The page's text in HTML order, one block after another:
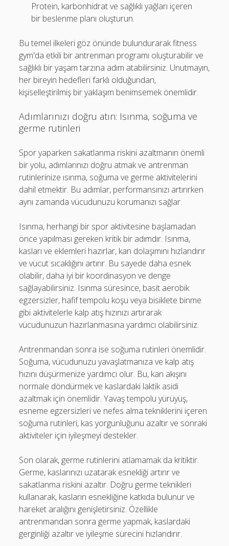
Protein, karbonhidrat ve sağlıklı yağları içeren
bir beslenme planı oluşturun.
Bu temel ilkeleri göz önünde bulundurarak fitness
gym'da etkili bir antrenman programı oluşturabilir ve
sağlıklı bir yaşam tarzına adım atabilirsiniz. Unutmayın,
her bireyin hedefleri farklı olduğundan,
kişiselleştirilmiş bir yaklaşım benimsemek önemlidir.
Adımlarınızı doğru atın: Isınma, soğuma ve
germe rutinleri
Spor yaparken sakatlanma riskini azaltmanın önemli
bir yolu, adımlarınızı doğru atmak ve antrenman
rutinlerinize ısınma, soğuma ve germe aktivitelerini
dahil etmektir. Bu adımlar, performansınızı artırırken
aynı zamanda vücudunuzu korumanızı sağlar.
Isınma, herhangi bir spor aktivitesine başlamadan
önce yapılması gereken kritik bir adımdır. Isınma,
kasları ve eklemleri hazırlar, kan dolaşımını hızlandırır
ve vücut sıcaklığını artırır. Bu sayede daha esnek
olabilir, daha iyi bir koordinasyon ve denge
sağlayabilirsiniz. Isınma süresince, basit aerobik
egzersizler, hafif tempolu koşu veya bisiklete binme
gibi aktivitelerle kalp atış hızınızı artırarak
vücudunuzun hazırlanmasına yardımcı olabilirsiniz.
Antrenmandan sonra ise soğuma rutinleri önemlidir.
Soğuma, vücudunuzu yavaşlatmanıza ve kalp atış
hızını düşürmenize yardımcı olur. Bu, kan akışını
normale döndürmek ve kaslardaki laktik asidi
azaltmak için önemlidir. Yavaş tempolu yürüyüş,
esneme egzersizleri ve nefes alma tekniklerini içeren
soğuma rutinleri, kas yorgunluğunu azaltır ve sonraki
aktiviteler için iyileşmeyi destekler.
Son olarak, germe rutinlerini atlamamak da kritiktir.
Germe, kaslarınızı uzatarak esnekliği artırır ve
sakatlanma riskini azaltır. Doğru germe teknikleri
kullanarak, kasların esnekliğine katkıda bulunur ve
hareket aralığını genişletirsiniz. Özellikle
antrenmandan sonra germe yapmak, kaslardaki
gerginliği azaltır ve iyileşme sürecini hızlandırır.